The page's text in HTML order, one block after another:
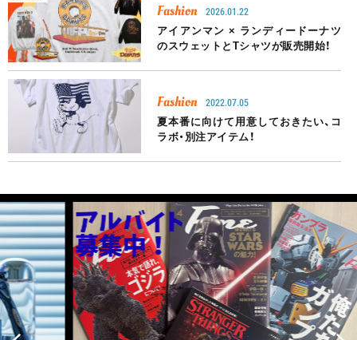
Fashion 2026.01.22
アイアンマン × ランディードーナツ
のスウェットとTシャツが販売開始！
Fashion 2022.07.05
夏本番に向けて用意しておきたい、コ
ラボ・別注アイテム！